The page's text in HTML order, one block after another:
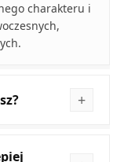
charakteru i